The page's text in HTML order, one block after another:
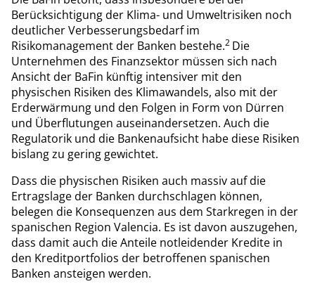
Berücksichtigung der Klima- und Umweltrisiken noch
deutlicher Verbesserungsbedarf im
Risikomanagement der Banken bestehe.2 Die
Unternehmen des Finanzsektor müssen sich nach
Ansicht der BaFin künftig intensiver mit den
physischen Risiken des Klimawandels, also mit der
Erderwärmung und den Folgen in Form von Dürren
und Überflutungen auseinandersetzen. Auch die
Regulatorik und die Bankenaufsicht habe diese Risiken
bislang zu gering gewichtet.
Dass die physischen Risiken auch massiv auf die
Ertragslage der Banken durchschlagen können,
belegen die Konsequenzen aus dem Starkregen in der
spanischen Region Valencia. Es ist davon auszugehen,
dass damit auch die Anteile notleidender Kredite in
den Kreditportfolios der betroffenen spanischen
Banken ansteigen werden.